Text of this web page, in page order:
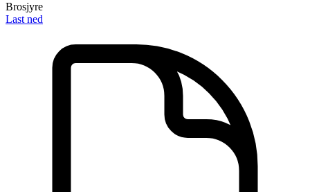
Brosjyre
Last ned